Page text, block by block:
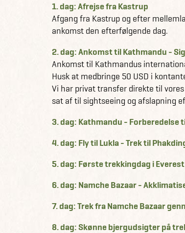
1. dag: Afrejse fra Kastrup
Afgang fra Kastrup og efter
ankomst den efterfølgende dag.
2. dag: Ankomst til Kathmandu -
Ankomst til Kathmandus
Husk at medbringe 50 USD i
Vi har privat transfer direkte til
sat af til sightseeing og afslapning
3. dag: Kathmandu -
4. dag: Fly til Lukla - Trek til
5. dag: Første trekkingdag i
6. dag: Namche Bazaar -
7. dag: Trek fra Namche Bazaar
8. dag: Skønne bjergudsigter på